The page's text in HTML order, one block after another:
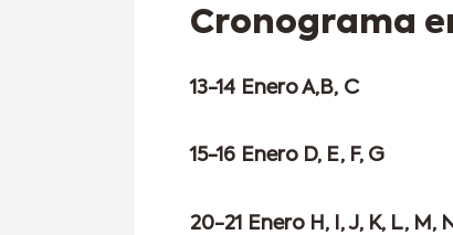
Cronograma
13-14 Enero A,B, C
15-16 Enero D, E, F, G
20-21 Enero H, I, J, K, L, M, N